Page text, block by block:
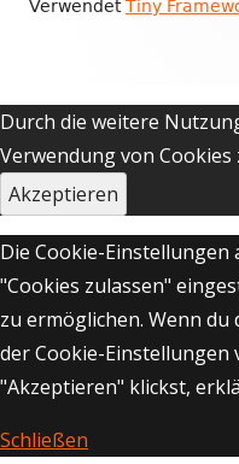
VerwendetTiny
Durch die weitere
Verwendung von Cookies
Akzeptieren
Die Cookie-
"Cookies zulassen"
zu ermöglichen. Wenn
der Cookie-Einstellungen
"Akzeptieren" klickst,
Schließen